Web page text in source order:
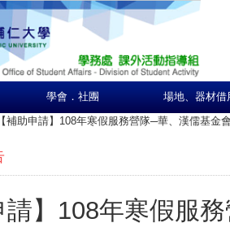
學會．社團 場地、器材借
補助申請】108年寒假服務營隊─華、漢儒基金
請】108年寒假服